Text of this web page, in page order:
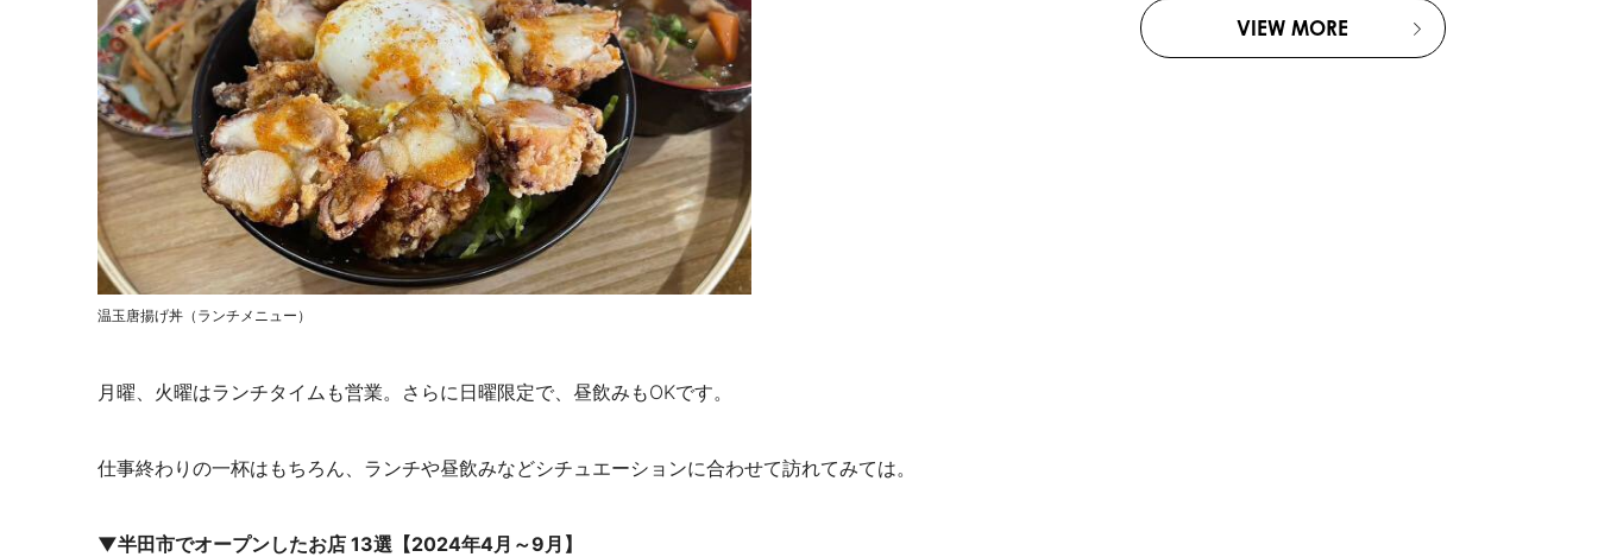
温玉唐揚げ丼（ランチメニュー）
月曜、火曜はランチタイムも営業。 さらに日曜限定で、昼飲みもOKです。
仕事終わりの一杯はもちろん、ランチや昼飲みなどシチュエーションに合わせて訪れてみては。
▼半田市でオープンしたお店 13選【2024年4月～9月】
VIEW MORE